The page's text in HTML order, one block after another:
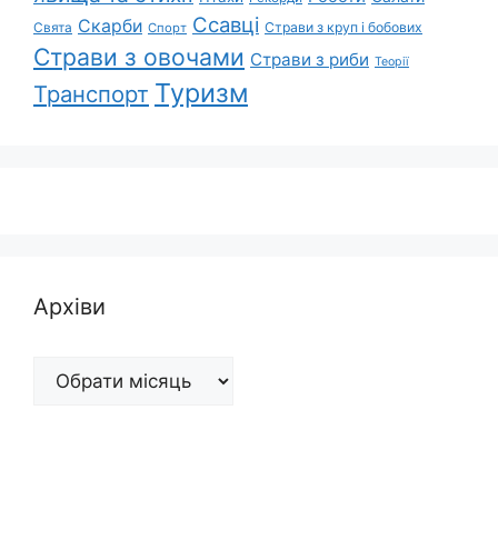
Свята Скарби Спорт Ссавці Страви з круп і бобових
Страви з овочами Страви з риби Теорії
Транспорт Туризм
Архіви
Архіви